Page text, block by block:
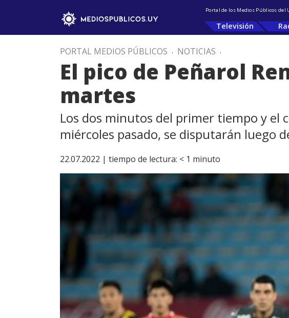
Portal de los Medios Públicos del
Televisión
PORTAL MEDIOS PÚBLICOS . NOTICIAS .
El pico de Peñarol
martes
Los dos minutos del primer tiempo y el
miércoles pasado, se disputarán luego
22.07.2022 | tiempo de lectura: < 1 minuto